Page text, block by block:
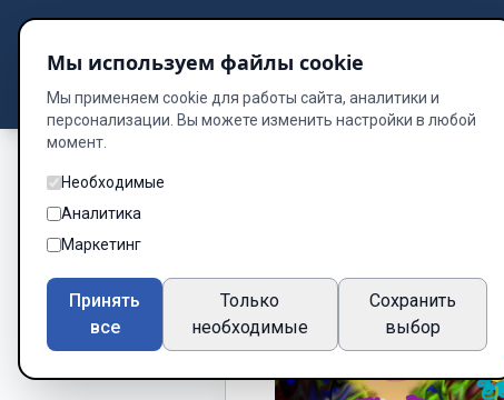
DzenWay Библиотека
Мы используем файлы cookie
Мы применяем cookie для работы сайта, аналитики и
персонализации. Вы можете изменить настройки в любой
момент.
Необходимые
Аналитика
Маркетинг
Принять
все
Только
необходимые
Сохранить
выбор